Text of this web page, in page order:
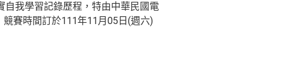
我學習記錄歷程，特由中華民國電
賽時間訂於111年11月05日(週六)